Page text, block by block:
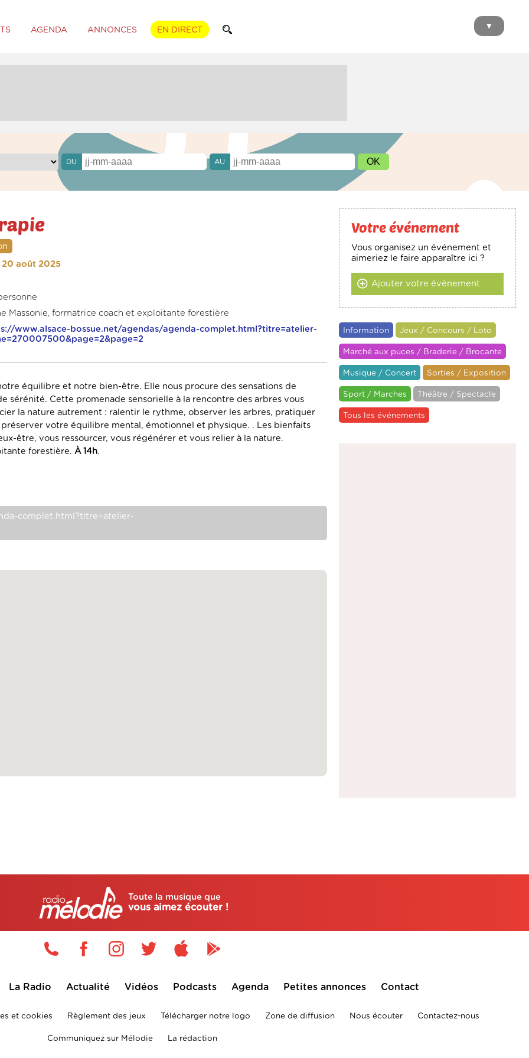
AGENDA ANNONCES EN DIRECT ▼
DU AU
20 août 2025
Massonie, formatrice coach et exploitante forestière
www.alsace-bossue.net/agendas/agenda-complet.html?titre=atelier-
équilibre et notre bien-être. Elle nous procure des sensations de
sérénité. Cette promenade sensorielle à la rencontre des arbres vous
la nature autrement : ralentir le rythme, observer les arbres, pratiquer
votre équilibre mental, émotionnel et physique. . Les bienfaits
être, vous ressourcer, vous régénérer et vous relier à la nature.
forestière. À 14h.
complet.html?titre=atelier-
Votre événement
Vous organisez un événement et
aimeriez le faire apparaître ici ?
Ajouter votre événement
Information Jeux / Concours / Loto
Marché aux puces / Braderie / Brocante
Musique / Concert Sorties / Exposition
Sport / Marches Théâtre / Spectacle
Tous les événements
Toute la musique que
vous aimez écouter !
La Radio Actualité Vidéos Podcasts Agenda Petites annonces Contact
et cookies Règlement des jeux Télécharger notre logo Zone de diffusion Nous écouter Contactez-nous
Communiquez sur Mélodie La rédaction